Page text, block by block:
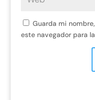
Guarda mi
este navegador para